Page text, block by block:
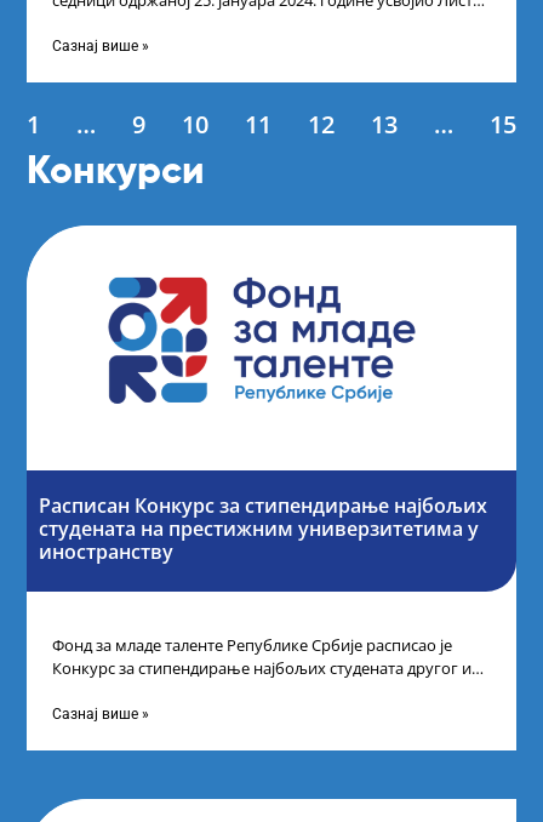
Сазнај више »
1 … 9 10 11 12 13 … 15
Конкурси
Расписан Конкурс за стипендирање најбољих
студената на престижним универзитетима у
иностранству
Фонд за младе таленте Републике Србије расписао је
Конкурс за стипендирање најбољих студената другог и
Сазнај више »